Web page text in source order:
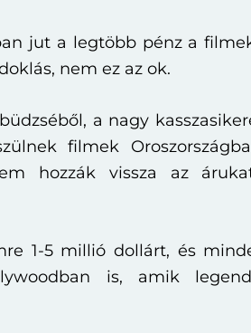
jut a legtöbb pénz a
nem ez az ok.
a nagy
filmek
hozzák vissza az
1-5 millió dollárt, és
is, amik